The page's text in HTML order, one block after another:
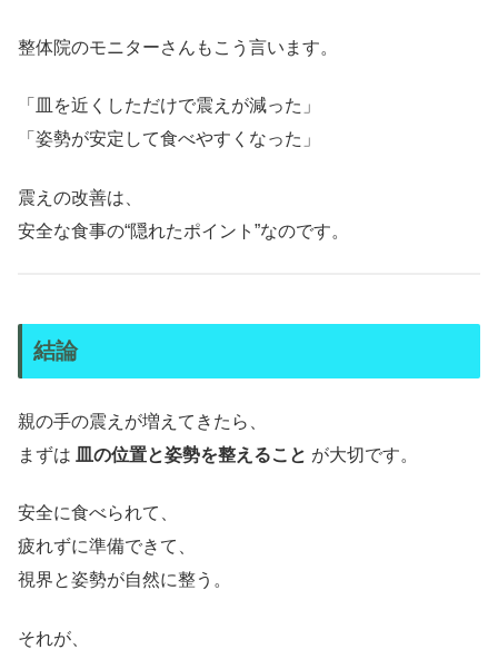
整体院のモニターさんもこう言います。
「皿を近くしただけで震えが減った」
「姿勢が安定して食べやすくなった」
震えの改善は、
安全な食事の“隠れたポイント”なのです。
結論
親の手の震えが増えてきたら、
まずは 皿の位置と姿勢を整えること が大切です。
安全に食べられて、
疲れずに準備できて、
視界と姿勢が自然に整う。
それが、